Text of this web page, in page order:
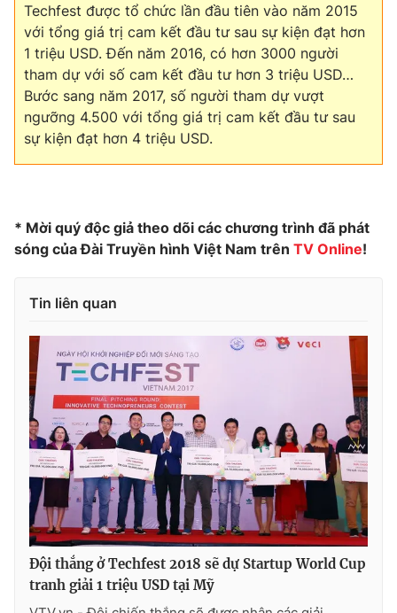
Techfest được tổ chức lần đầu tiên vào năm 2015
với tổng giá trị cam kết đầu tư sau sự kiện đạt hơn
1 triệu USD. Đến năm 2016, có hơn 3000 người
tham dự với số cam kết đầu tư hơn 3 triệu USD…
Bước sang năm 2017, số người tham dự vượt
ngưỡng 4.500 với tổng giá trị cam kết đầu tư sau
sự kiện đạt hơn 4 triệu USD.
* Mời quý độc giả theo dõi các chương trình đã phát
sóng của Đài Truyền hình Việt Nam trên TV Online!
Tin liên quan
Đội thắng ở Techfest 2018 sẽ dự Startup World Cup
tranh giải 1 triệu USD tại Mỹ